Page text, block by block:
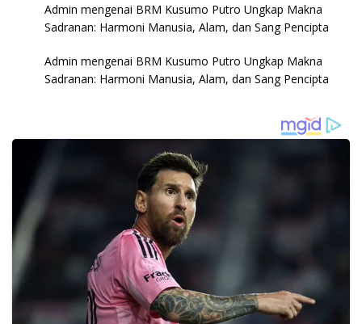
Admin mengenai BRM Kusumo Putro Ungkap Makna
Sadranan: Harmoni Manusia, Alam, dan Sang Pencipta
Admin mengenai BRM Kusumo Putro Ungkap Makna
Sadranan: Harmoni Manusia, Alam, dan Sang Pencipta